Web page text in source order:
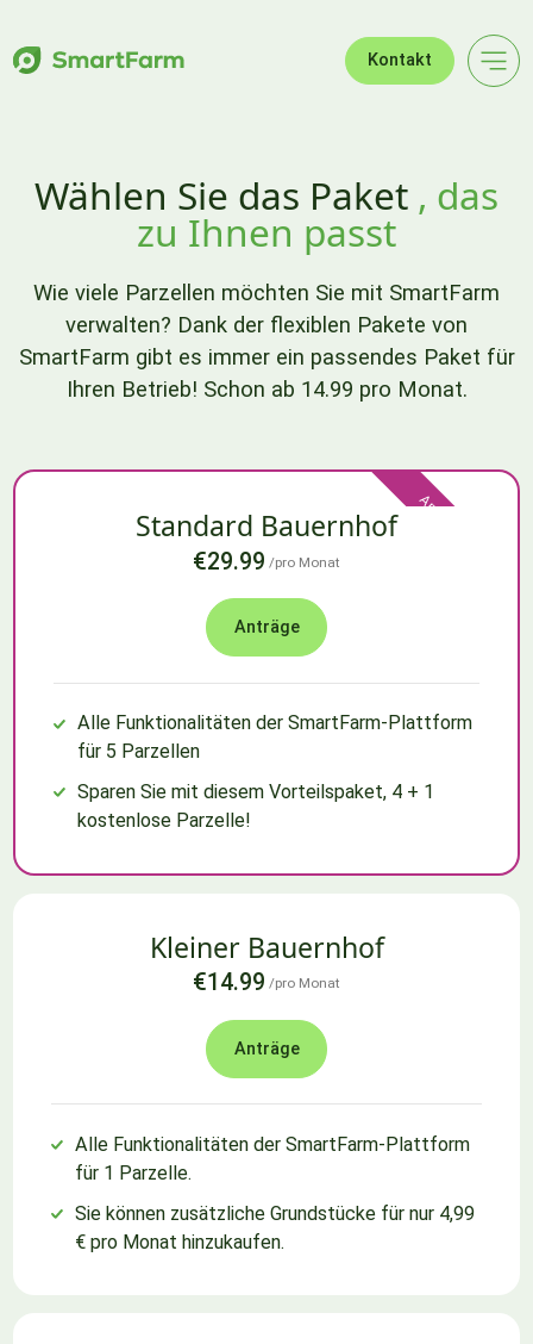
Kontakt
Wählen Sie das Paket , das
zu Ihnen passt
Wie viele Parzellen möchten Sie mit SmartFarm
verwalten? Dank der flexiblen Pakete von
SmartFarm gibt es immer ein passendes Paket für
Ihren Betrieb! Schon ab 14.99 pro Monat.
Kleiner Bauernhof
€14.99 /pro Monat
Anträge
Alle Funktionalitäten der SmartFarm-Plattform
für 1 Parzelle.
Sie können zusätzliche Grundstücke für nur 4,99
€ pro Monat hinzukaufen.
Am beliebtesten
Standard Bauernhof
€29.99 /pro Monat
Anträge
Alle Funktionalitäten der SmartFarm-Plattform
für 5 Parzellen
Sparen Sie mit diesem Vorteilspaket, 4 + 1
kostenlose Parzelle!